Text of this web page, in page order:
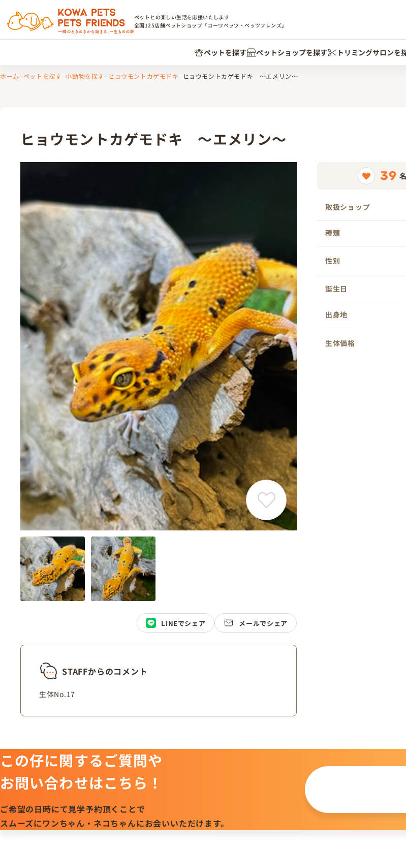
ペットとの楽しい生活を応援いたします
全国125店舗ペットショップ「コーワペッツ・ペッツフレンズ」
ペットを探す ペットショップを探す トリミングサロンを
ホーム ペットを探す 小動物を探す ヒョウモントカゲモドキ ヒョウモントカゲモドキ ～エメリン～
ヒョウモントカゲモドキ ～エメリン～
39
取扱ショップ
種類
性別
誕生日
出身地
生体価格
STAFFからのコメント
生体No.17
LINEでシェア メールでシェア
この仔に関するご質問や
お問い合わせはこちら！
ご希望の日時にて見学予約頂くことで
スムーズにワンちゃん・ネコちゃんにお会いいただけます。